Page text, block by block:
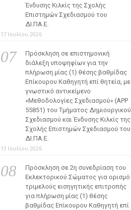
Ένδυσης Κιλκίς της Σχολής
Επιστημών Σχεδιασμού του
ΔΙ.ΠΑ.Ε.
17 Ιουλίου 2026
Πρόσκληση σε επιστημονική
διάλεξη υποψηφίων για την
πλήρωση μίας (1) θέσης βαθμίδας
Επίκουρου Καθηγητή επί θητεία, με
γνωστικό αντικείμενο
«Μεθοδολογίες Σχεδιασμού» (ΑΡΡ
55851) του Τμήματος Δημιουργικού
Σχεδιασμού και Ένδυσης Κιλκίς της
Σχολής Επιστημών Σχεδιασμού του
ΔΙ.ΠΑ.Ε.
13 Ιουλίου 2026
Πρόσκληση σε 2η συνεδρίαση του
Εκλεκτορικού Σώματος για ορισμό
τριμελούς εισηγητικής επιτροπής
για πλήρωση μίας (1) θέσης
βαθμίδας Επίκουρου Καθηγητή επί